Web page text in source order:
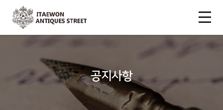
이
태
틱
공지사항